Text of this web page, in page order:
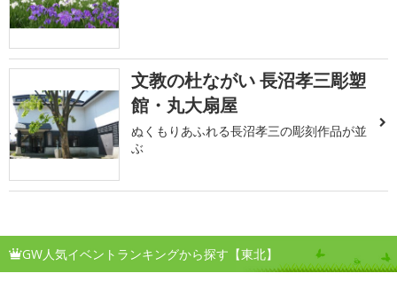
文教の杜ながい 長沼孝三彫塑
館・丸大扇屋
ぬくもりあふれる長沼孝三の彫刻作品が並
ぶ
GW人気イベントランキングから探す【東北】